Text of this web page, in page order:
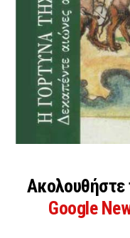
Ακολουθήστε
Google